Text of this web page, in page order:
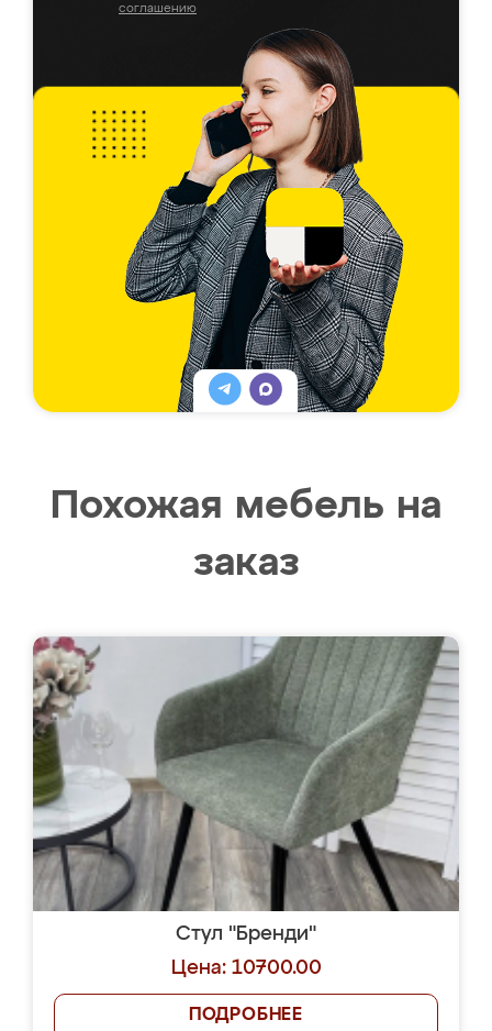
соглашению
Похожая мебель на
заказ
Стул "Бренди"
Цена: 10700.00
ПОДРОБНЕЕ